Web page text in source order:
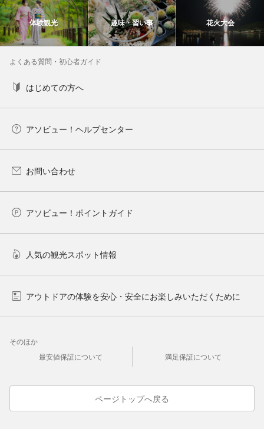
体験観光 趣味・習い事 花火大会
よくある質問・初心者ガイド
はじめての方へ
アソビュー！ヘルプセンター
お問い合わせ
アソビュー！ポイントガイド
人気の観光スポット情報
アウトドアの体験を安心・安全にお楽しみいただくために
そのほか
最安値保証について
満足保証について
ページトップへ戻る